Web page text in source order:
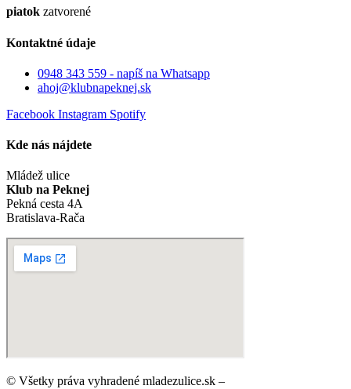
piatok zatvorené
Kontaktné údaje
0948 343 559 - napíš na Whatsapp
ahoj@klubnapeknej.sk
Facebook Instagram Spotify
Kde nás nájdete
Mládež ulice
Klub na Peknej
Pekná cesta 4A
Bratislava-Rača
© Všetky práva vyhradené mladezulice.sk –